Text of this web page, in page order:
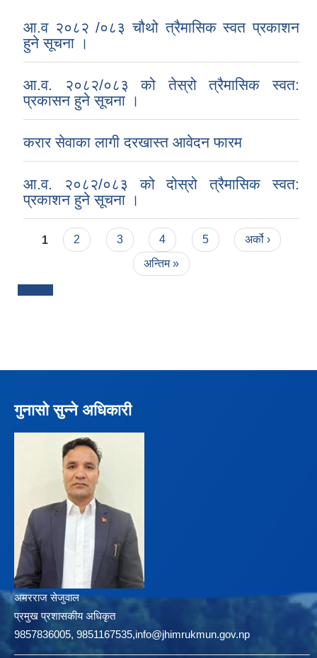
आ.व २०८२ /०८३ चौथो त्रैमासिक स्वत प्रकाशन
हुने सूचना ।
आ.व. २०८२/०८३ को तेस्रो त्रैमासिक स्वत:
प्रकासन हुने सूचना ।
करार सेवाका लागी दरखास्त आवेदन फारम
आ.व. २०८२/०८३ को दोस्रो त्रैमासिक स्वत:
प्रकाशन हुने सूचना ।
Pages
1 2 3 4 5
अर्को ›
अन्तिम »
गुनासो सुन्ने अधिकारी
अमरराज सेजुवाल
प्रमुख प्रशासकीय अधिकृत
9857836005, 9851167535,info@jhimrukmun.gov.np